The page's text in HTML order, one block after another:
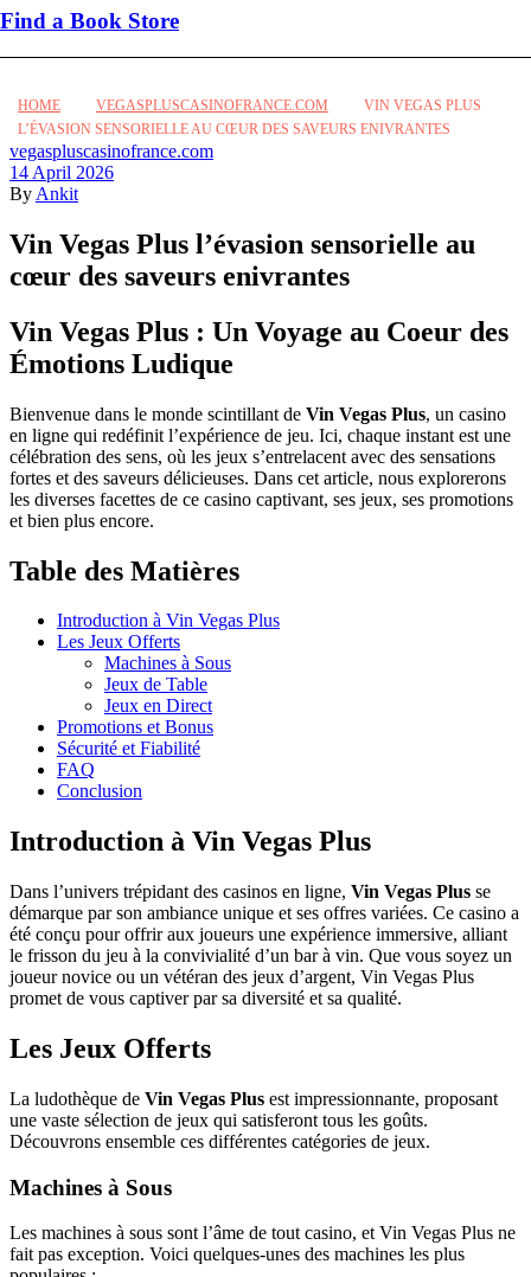
Find a Book Store
HOME VEGASPLUSCASINOFRANCE.COM
VIN VEGAS PLUS
L’ÉVASION SENSORIELLE AU CŒUR DES SAVEURS ENIVRANTES
Categories
vegaspluscasinofrance.com
14 April 2026
By Ankit
Vin Vegas Plus l’évasion sensorielle au
cœur des saveurs enivrantes
Vin Vegas Plus : Un Voyage au Coeur des
Émotions Ludique
Bienvenue dans le monde scintillant de Vin Vegas Plus, un casino
en ligne qui redéfinit l’expérience de jeu. Ici, chaque instant est une
célébration des sens, où les jeux s’entrelacent avec des sensations
fortes et des saveurs délicieuses. Dans cet article, nous explorerons
les diverses facettes de ce casino captivant, ses jeux, ses promotions
et bien plus encore.
Table des Matières
Introduction à Vin Vegas Plus
Les Jeux Offerts
Machines à Sous
Jeux de Table
Jeux en Direct
Promotions et Bonus
Sécurité et Fiabilité
FAQ
Conclusion
Introduction à Vin Vegas Plus
Dans l’univers trépidant des casinos en ligne, Vin Vegas Plus se
démarque par son ambiance unique et ses offres variées. Ce casino a
été conçu pour offrir aux joueurs une expérience immersive, alliant
le frisson du jeu à la convivialité d’un bar à vin. Que vous soyez un
joueur novice ou un vétéran des jeux d’argent, Vin Vegas Plus
promet de vous captiver par sa diversité et sa qualité.
Les Jeux Offerts
La ludothèque de Vin Vegas Plus est impressionnante, proposant
une vaste sélection de jeux qui satisferont tous les goûts.
Découvrons ensemble ces différentes catégories de jeux.
Machines à Sous
Les machines à sous sont l’âme de tout casino, et Vin Vegas Plus ne
fait pas exception. Voici quelques-unes des machines les plus